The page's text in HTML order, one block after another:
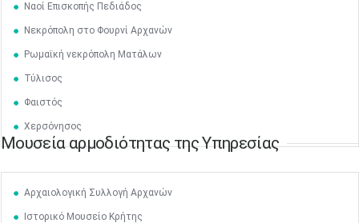
Ναοί Επισκοπής Πεδιάδος
Νεκρόπολη στο Φουρνί Αρχανών
Ρωμαϊκή νεκρόπολη Ματάλων
Τύλισος
Φαιστός
Χερσόνησος
Μουσεία αρμοδιότητας της Υπηρεσίας
Αρχαιολογική Συλλογή Αρχανών
Ιστορικό Μουσείο Κρήτης